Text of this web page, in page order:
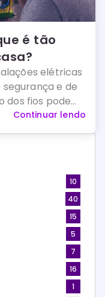
é tão
elétricas
e de
dos fios pode
de energia
da fiação e
Continuar lendo
10
40
15
5
7
16
1